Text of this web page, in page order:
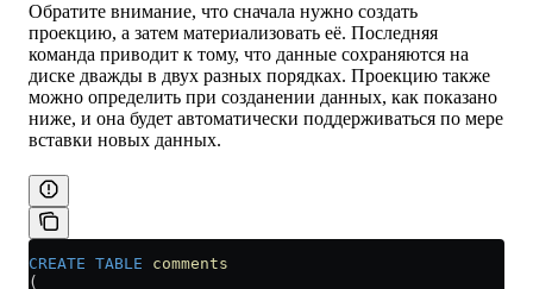
Обратите внимание, что сначала нужно создать
проекцию, а затем материализовать её. Последняя
команда приводит к тому, что данные сохраняются на
диске дважды в двух разных порядках. Проекцию также
можно определить при созданении данных, как показано
ниже, и она будет автоматически поддерживаться по мере
вставки новых данных.
CREATE TABLE comments
(